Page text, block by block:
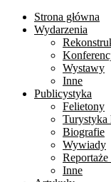
Strona główna
Wydarzenia
Wystawy
Inne
Publicystyka
Felietony
Turystyka
Biografie
Wywiady
Inne